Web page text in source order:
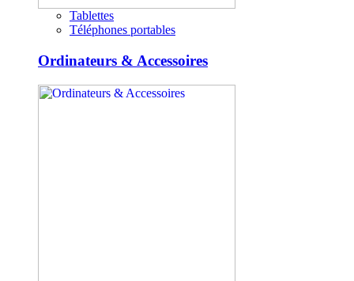
Tablettes
Téléphones portables
Ordinateurs & Accessoires